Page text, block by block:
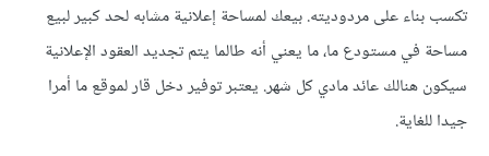
تكسب بناء على مردوديته. بيعك لمساحة إعلانية مشابه لحد كبير لبيع
مساحة في مستودع ما، ما يعني أنه طالما يتم تجديد العقود الإعلانية
سيكون هنالك عائد مادي كل شهر. يعتبر توفير دخل قار لموقع ما أمرا
جيدا للغاية.